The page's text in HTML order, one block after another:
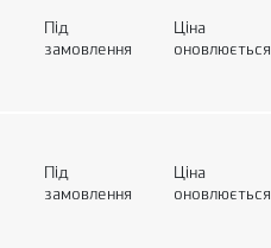
Під
замовлення
Ціна
оновлюється
Під
замовлення
Ціна
оновлюється